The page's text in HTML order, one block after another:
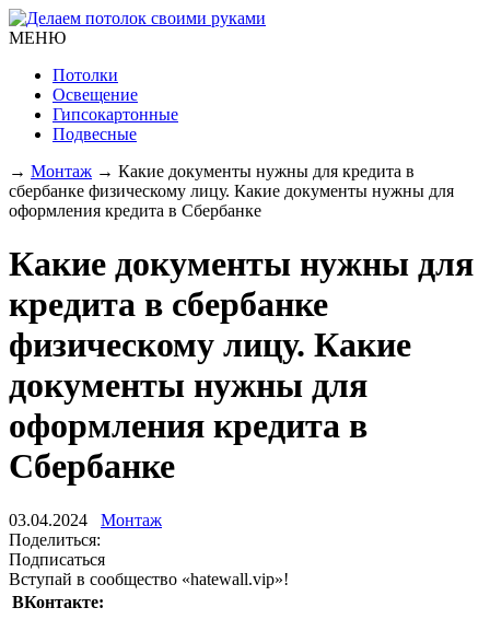
МЕНЮ
Потолки
Освещение
Гипсокартонные
Подвесные
→ Монтаж → Какие документы нужны для кредита в
сбербанке физическому лицу. Какие документы нужны для
оформления кредита в Сбербанке
Какие документы нужны для
кредита в сбербанке
физическому лицу. Какие
документы нужны для
оформления кредита в
Сбербанке
03.04.2024 Монтаж
Поделиться:
Подписаться
Вступай в сообщество «hatewall.vip»!
ВКонтакте: